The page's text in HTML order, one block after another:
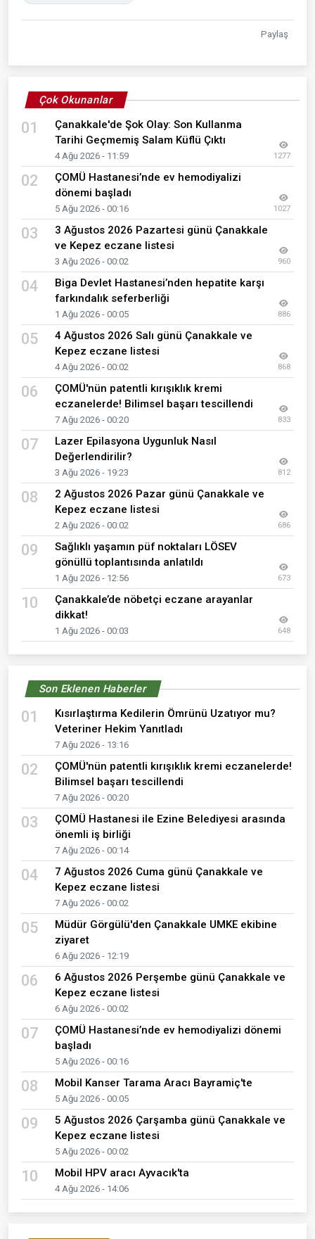
Paylaş
Çok Okunanlar
01
Çanakkale'de Şok Olay: Son Kullanma
Tarihi Geçmemiş Salam Küflü Çıktı
4 Ağu 2026 - 11:59 1277
02
ÇOMÜ Hastanesi’nde ev hemodiyalizi
dönemi başladı
5 Ağu 2026 - 00:16 1027
03
3 Ağustos 2026 Pazartesi günü Çanakkale
ve Kepez eczane listesi
3 Ağu 2026 - 00:02 960
04
Biga Devlet Hastanesi’nden hepatite karşı
farkındalık seferberliği
1 Ağu 2026 - 00:05 886
05
4 Ağustos 2026 Salı günü Çanakkale ve
Kepez eczane listesi
4 Ağu 2026 - 00:02 868
06
ÇOMÜ'nün patentli kırışıklık kremi
eczanelerde! Bilimsel başarı tescillendi
7 Ağu 2026 - 00:20 833
07
Lazer Epilasyona Uygunluk Nasıl
Değerlendirilir?
3 Ağu 2026 - 19:23 812
08
2 Ağustos 2026 Pazar günü Çanakkale ve
Kepez eczane listesi
2 Ağu 2026 - 00:02 686
09
Sağlıklı yaşamın püf noktaları LÖSEV
gönüllü toplantısında anlatıldı
1 Ağu 2026 - 12:56 673
10
Çanakkale’de nöbetçi eczane arayanlar
dikkat!
1 Ağu 2026 - 00:03 648
Son Eklenen Haberler
01
Kısırlaştırma Kedilerin Ömrünü Uzatıyor mu?
Veteriner Hekim Yanıtladı
7 Ağu 2026 - 13:16
02
ÇOMÜ'nün patentli kırışıklık kremi eczanelerde!
Bilimsel başarı tescillendi
7 Ağu 2026 - 00:20
03
ÇOMÜ Hastanesi ile Ezine Belediyesi arasında
önemli iş birliği
7 Ağu 2026 - 00:14
04
7 Ağustos 2026 Cuma günü Çanakkale ve
Kepez eczane listesi
7 Ağu 2026 - 00:02
05
Müdür Görgülü'den Çanakkale UMKE ekibine
ziyaret
6 Ağu 2026 - 12:19
06
6 Ağustos 2026 Perşembe günü Çanakkale ve
Kepez eczane listesi
6 Ağu 2026 - 00:02
07
ÇOMÜ Hastanesi’nde ev hemodiyalizi dönemi
başladı
5 Ağu 2026 - 00:16
08 Mobil Kanser Tarama Aracı Bayramiç'te
5 Ağu 2026 - 00:05
09
5 Ağustos 2026 Çarşamba günü Çanakkale ve
Kepez eczane listesi
5 Ağu 2026 - 00:02
10 Mobil HPV aracı Ayvacık'ta
4 Ağu 2026 - 14:06